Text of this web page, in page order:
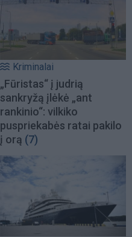
Kriminalai
„Fūristas“ į judrią
sankryžą įlėkė „ant
rankinio“: vilkiko
puspriekabės ratai pakilo
į orą (7)